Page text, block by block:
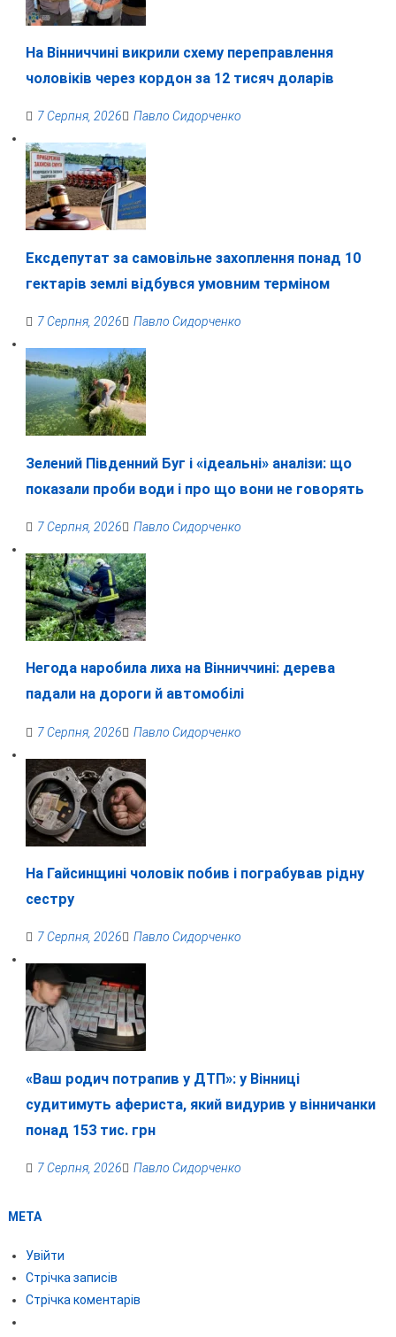
На Вінниччині викрили схему переправлення
чоловіків через кордон за 12 тисяч доларів
7 Серпня, 2026 Павло Сидорченко
Ексдепутат за самовільне захоплення понад 10
гектарів землі відбувся умовним терміном
7 Серпня, 2026 Павло Сидорченко
Зелений Південний Буг і «ідеальні» аналізи: що
показали проби води і про що вони не говорять
7 Серпня, 2026 Павло Сидорченко
Негода наробила лиха на Вінниччині: дерева
падали на дороги й автомобілі
7 Серпня, 2026 Павло Сидорченко
На Гайсинщині чоловік побив і пограбував рідну
сестру
7 Серпня, 2026 Павло Сидорченко
«Ваш родич потрапив у ДТП»: у Вінниці
судитимуть афериста, який видурив у вінничанки
понад 153 тис. грн
7 Серпня, 2026 Павло Сидорченко
МЕТА
Увійти
Стрічка записів
Стрічка коментарів